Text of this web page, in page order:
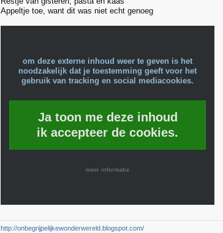
Appeltje toe, want dit was niet echt genoeg
om deze externe inhoud weer te geven is het
noodzakelijk dat je toestemming geeft voor het
gebruik van tracking en social mediacookies.
Ja toon me deze inhoud
ik accepteer de cookies.
meer informatie
http://onbegrijpelijkewonderwereld.blogspot.com/